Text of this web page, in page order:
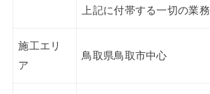
上記に付帯する一切の業務
施工エリ
ア
鳥取県鳥取市中心